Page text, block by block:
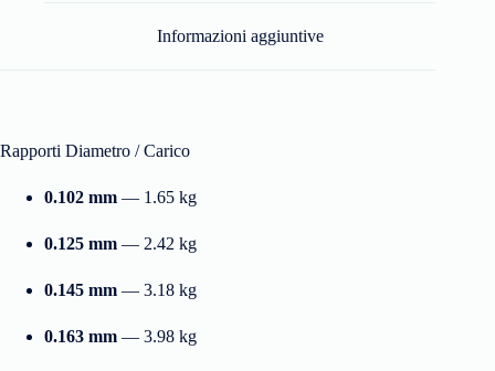
Informazioni aggiuntive
Rapporti Diametro / Carico
0.102 mm — 1.65 kg
0.125 mm — 2.42 kg
0.145 mm — 3.18 kg
0.163 mm — 3.98 kg